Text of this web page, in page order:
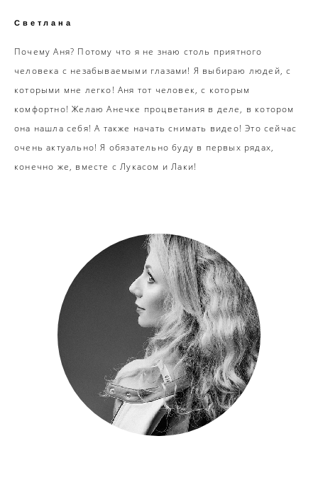
Светлана
Почему Аня? Потому что я не знаю столь приятного
человека с незабываемыми глазами! Я выбираю людей, с
которыми мне легко! Аня тот человек, с которым
комфортно! Желаю Анечке процветания в деле, в котором
она нашла себя! А также начать снимать видео! Это сейчас
очень актуально! Я обязательно буду в первых рядах,
конечно же, вместе с Лукасом и Лаки!